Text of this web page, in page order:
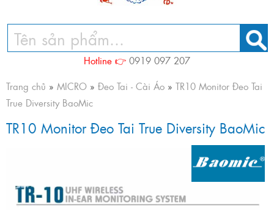
Hotline 👉 0919 097 207
Trang chủ » MICRO » Đeo Tai - Cài Áo » TR10 Monitor Đeo Tai
True Diversity BaoMic
TR10 Monitor Đeo Tai True Diversity BaoMic